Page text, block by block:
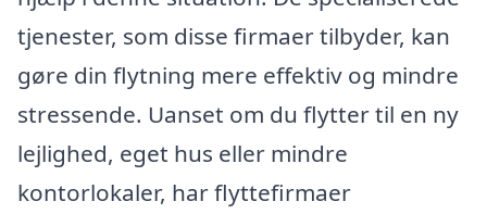
tjenester, som disse firmaer tilbyder, kan
gøre din flytning mere effektiv og mindre
stressende. Uanset om du flytter til en ny
lejlighed, eget hus eller mindre
kontorlokaler, har flyttefirmaer